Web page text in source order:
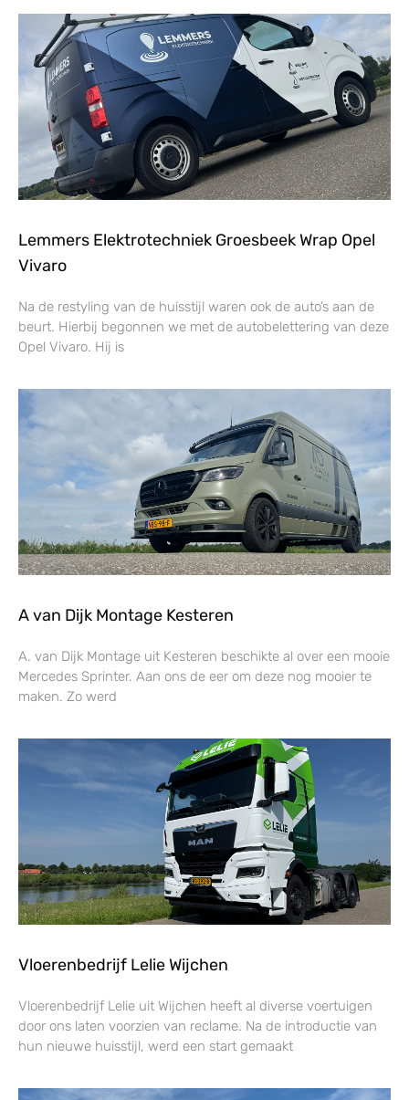
Lemmers Elektrotechniek Groesbeek Wrap Opel
Vivaro
Na de restyling van de huisstijl waren ook de auto’s aan de
beurt. Hierbij begonnen we met de autobelettering van deze
Opel Vivaro. Hij is
A van Dijk Montage Kesteren
A. van Dijk Montage uit Kesteren beschikte al over een mooie
Mercedes Sprinter. Aan ons de eer om deze nog mooier te
maken. Zo werd
Vloerenbedrijf Lelie Wijchen
Vloerenbedrijf Lelie uit Wijchen heeft al diverse voertuigen
door ons laten voorzien van reclame. Na de introductie van
hun nieuwe huisstijl, werd een start gemaakt